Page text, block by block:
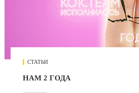
СТАТЬИ
НАМ 2 ГОДА